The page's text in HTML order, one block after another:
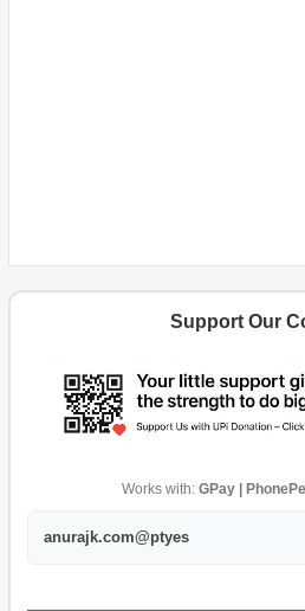
Support Our
Works with: GPay |
anurajk.com@ptyes